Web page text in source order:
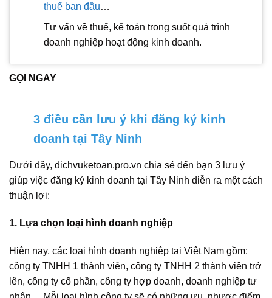
thuế ban đầu…
Tư vấn về thuế, kế toán trong suốt quá trình
doanh nghiệp hoạt động kinh doanh.
GỌI NGAY
3 điều cần lưu ý khi đăng ký kinh
doanh tại Tây Ninh
Dưới đây, dichvuketoan.pro.vn chia sẻ đến bạn 3 lưu ý
giúp việc đăng ký kinh doanh tại Tây Ninh diễn ra một cách
thuận lợi:
1. Lựa chọn loại hình doanh nghiệp
Hiện nay, các loại hình doanh nghiệp tại Việt Nam gồm:
công ty TNHH 1 thành viên, công ty TNHH 2 thành viên trở
lên, công ty cổ phần, công ty hợp doanh, doanh nghiệp tư